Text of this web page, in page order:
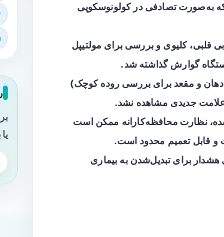
به‌صورت تصادفی در کولونوسکوپی
قلبی، کلیوی و بررسی برای مولتیپل
گوارش گذاشته شد.
دهان و مقعد برای بررسی روده کوچک)
جدیدی مشاهده نشد.
نظارت محافظه‌کارانه ممکن است
و قابل تعمیم محدود است.
برای تبدیل‌شدن به بیماری